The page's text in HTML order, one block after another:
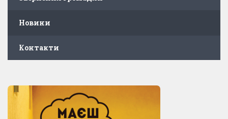
Новини
Контакти